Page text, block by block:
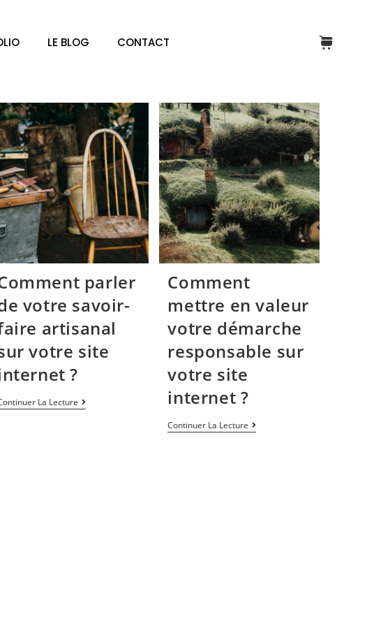
LE BLOG CONTACT
parler
votre savoir-
artisanal
votre site
?
La Lecture
Comment
mettre en valeur
votre démarche
responsable sur
votre site
internet ?
Continuer La Lecture